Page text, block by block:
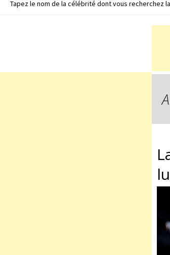
Tapez le nom de la célébrité dont vous recherchez